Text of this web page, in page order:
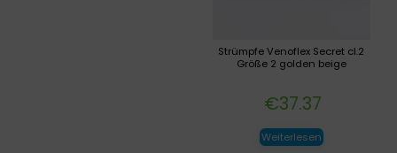
Strümpfe Venoflex Secret cl.2
Größe 2 golden beige
€37.37
Weiterlesen